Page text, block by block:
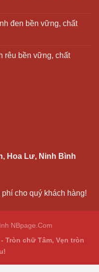
đen bền vững, chất
rêu bền vững, chất
Hoa Lư, Ninh Bình
cho quý khách hàng!
NBpage.Com
- Tròn chữ Tâm, Vẹn tròn